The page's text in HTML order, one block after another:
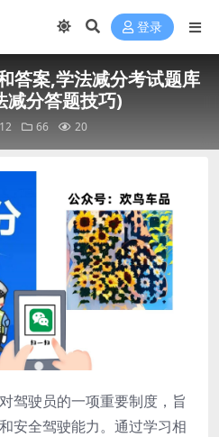
登录
答案,学法减分考试题库
减分答题技巧)
66 20
驾驶员的一项重要制度，旨
安全驾驶能力。通过学习相